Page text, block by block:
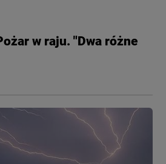
w raju. "Dwa różne